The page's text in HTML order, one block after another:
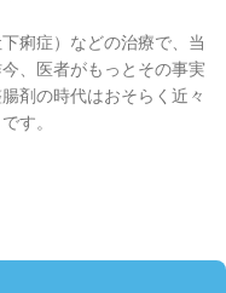
痢症）などの治療で、当
、医者がもっとその事実
剤の時代はおそらく近々
す。